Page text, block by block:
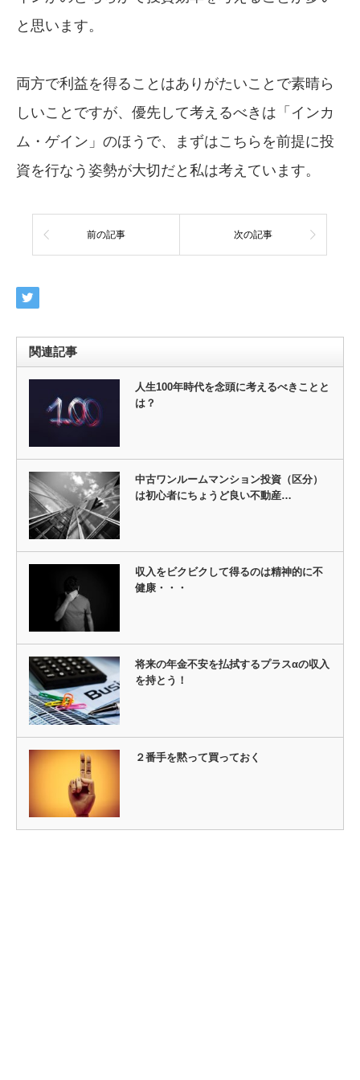
と思います。
両方で利益を得ることはありがたいことで素晴ら
しいことですが、優先して考えるべきは「インカ
ム・ゲイン」のほうで、まずはこちらを前提に投
資を行なう姿勢が大切だと私は考えています。
前の記事 次の記事
関連記事
人生100年時代を念頭に考えるべきことと
は？
中古ワンルームマンション投資（区分）
は初心者にちょうど良い不動産…
収入をビクビクして得るのは精神的に不
健康・・・
将来の年金不安を払拭するプラスαの収入
を持とう！
２番手を黙って買っておく